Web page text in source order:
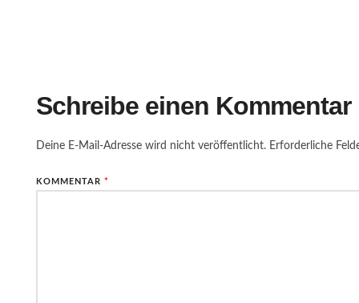
Schreibe einen Kommentar
Deine E-Mail-Adresse wird nicht veröffentlicht. Erforderliche
KOMMENTAR *